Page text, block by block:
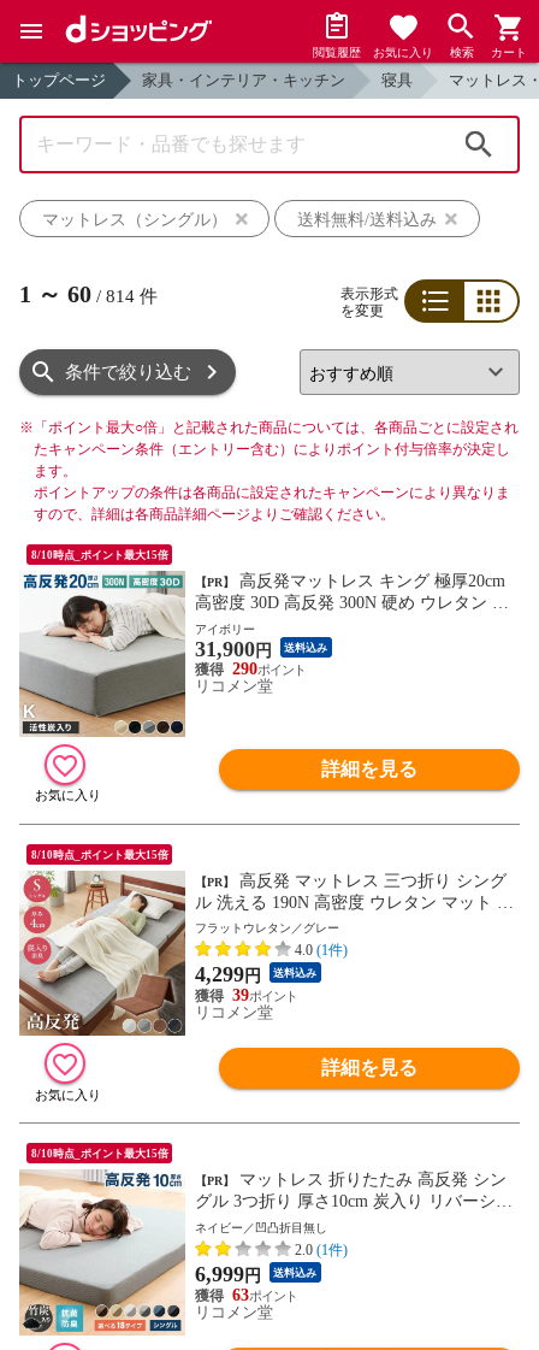
閲覧履歴 お気に入り 検索 カート
トップページ 家具・インテリア・キッチン 寝具 マットレス
マットレス（シングル）
送料無料/送料込み
1 ～ 60 / 814 件
表示形式
を変更
条件で絞り込む
※ 「ポイント最大○倍」と記載された商品については、各商品ごとに設定され
たキャンペーン条件（エントリー含む）によりポイント付与倍率が決定し
ます。
ポイントアップの条件は各商品に設定されたキャンペーンにより異なりま
すので、詳細は各商品詳細ページよりご確認ください。
8/10時点_ポイント最大15倍
【PR】
高密度 30D 高反発 300N 硬め ウレタン へ
たりにくい 活性炭入り 消臭 両面仕様 リバ
ーシブル へたりにくい 洗える 超極厚 超高
反発 マットレス 敷布団 寝具【送料無料】
アイボリー
31,900円 送料込み
290
リコメン堂
詳細を見る
8/10時点_ポイント最大15倍
【PR】
ル 洗える 190N 高密度 ウレタン マット ウ
レタンマットレス 昼寝マット ごろ寝マッ
ト 敷き布団 マットレストッパー ウォッシ
ャブルカバー付き 寝心地アップ 底付き低
減【送料無料】
フラットウレタン／グレー
4.0 (1件)
4,299円 送料込み
39
リコメン堂
詳細を見る
8/10時点_ポイント最大15倍
【PR】
グル 3つ折り 厚さ10cm 炭入り リバーシブ
ル 体圧分散 通気 洗える メッシュ生地 三
つ折り 高密度 190N ごろ寝 敷布団 折り畳
み 高反発マットレス ベッドマットレス 車
中泊 キャンプ アウトドア 【送料無料】
ネイビー／凹凸折目無し
2.0 (1件)
6,999円 送料込み
63
リコメン堂